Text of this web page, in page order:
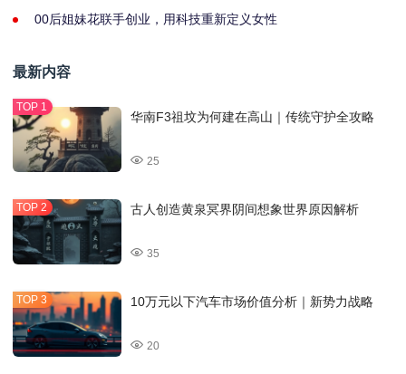
00后姐妹花联手创业，用科技重新定义女性
最新内容
华南F3祖坟为何建在高山｜传统守护全攻略
25
古人创造黄泉冥界阴间想象世界原因解析
35
10万元以下汽车市场价值分析｜新势力战略
20